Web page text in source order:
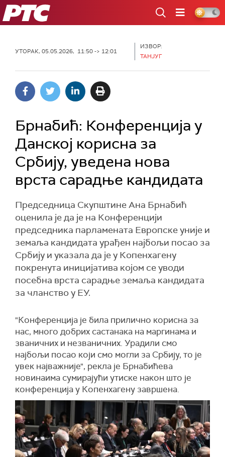
РТС
УТОРАК, 05.05.2026, 11:50 -> 12:01
ИЗВОР:
ТАНЈУГ
Брнабић: Конференција у
Данској корисна за
Србију, уведена нова
врста сарадње кандидата
Председница Скупштине Ана Брнабић
оценила је да је на Конференцији
председника парламената Европске уније и
земаља кандидата урађен најбољи посао за
Србију и указала да је у Копенхагену
покренута иницијатива којом се уводи
посебна врста сарадње земаља кандидата
за чланство у ЕУ.
"Конференција је била прилично корисна за
нас, много добрих састанака на маргинама и
званичних и незваничних. Урадили смо
најбољи посао који смо могли за Србију, то је
увек најважније", рекла је Брнабићева
новинаима сумирајући утиске након што је
конференција у Копенхагену завршена.